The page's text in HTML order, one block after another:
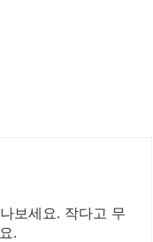
보세요. 작다고 무
.